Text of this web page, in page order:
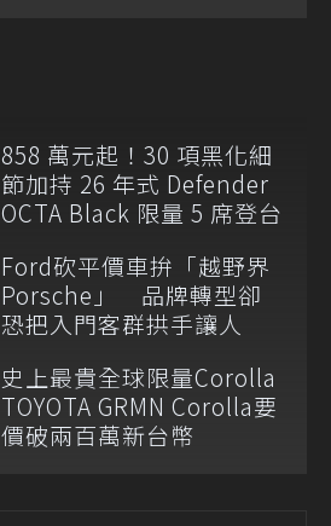
858 萬元起！30 項黑化細
節加持 26 年式 Defender
OCTA Black 限量 5 席登台
Ford砍平價車拚「越野界
Porsche」 品牌轉型卻
恐把入門客群拱手讓人
史上最貴全球限量Corolla
TOYOTA GRMN Corolla要
價破兩百萬新台幣